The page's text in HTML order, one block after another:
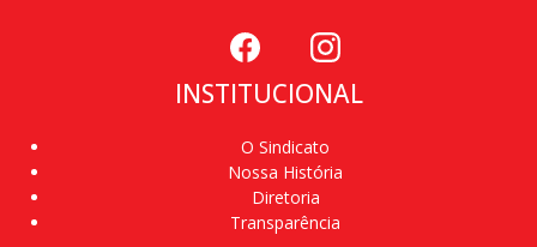
INSTITUCIONAL
O Sindicato
Nossa História
Diretoria
Transparência